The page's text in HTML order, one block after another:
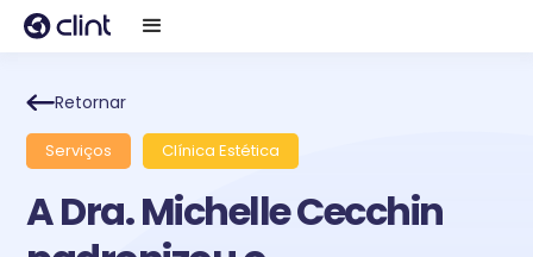
Retornar
Serviços Clínica Estética
A Dra. Michelle Cecchin